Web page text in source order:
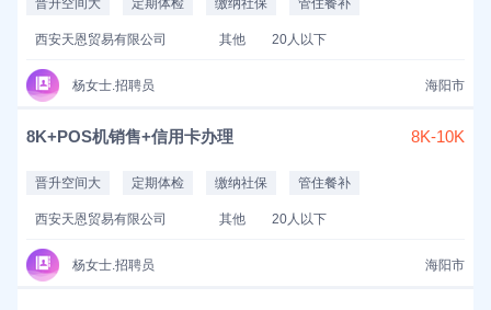
晋升空间大 定期体检 缴纳社保 管住餐补
西安天恩贸易有限公司 其他 20人以下
杨女士.招聘员 海阳市
8K+POS机销售+信用卡办理 8K-10K
晋升空间大 定期体检 缴纳社保 管住餐补
西安天恩贸易有限公司 其他 20人以下
杨女士.招聘员 海阳市